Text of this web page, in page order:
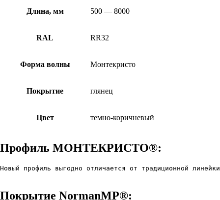
Длина, мм 500 — 8000
RAL RR32
Форма волны Монтекристо
Покрытие глянец
Цвет темно-коричневый
Профиль МОНТЕКРИСТО®:
Новый профиль выгодно отличается от традиционной
Покрытие NormanMP®: